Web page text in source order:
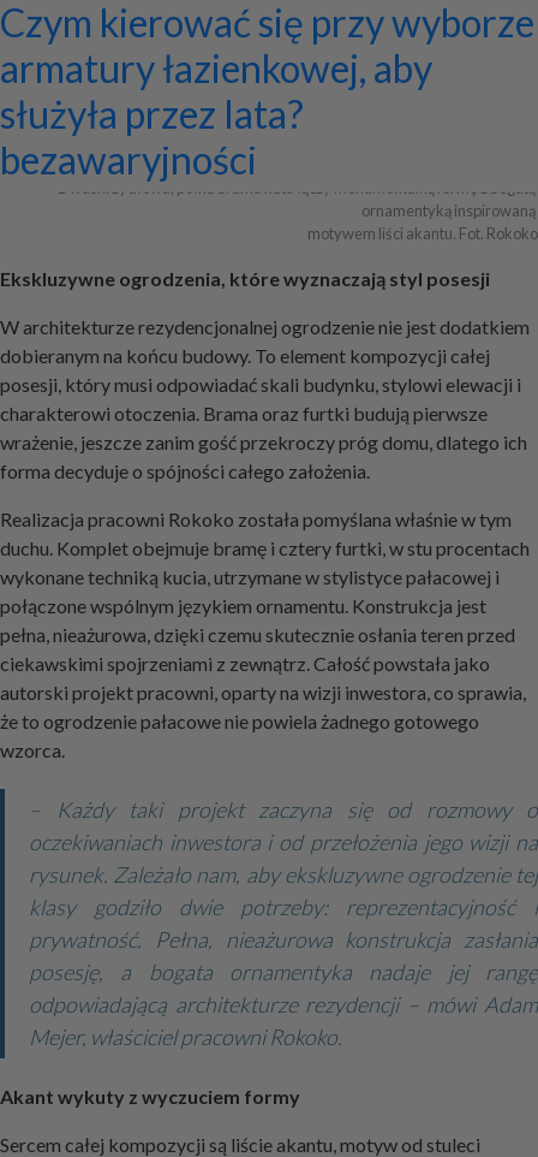
+ Dodaj firmę + Dodaj artykuł
Archiwa
Ekskluzywne ogrodzenia z
pałacowym rozmachem
Dwuskrzydłowa, pełna brama kuta łączy monumentalną formę z bogatą
ornamentyką inspirowaną
motywem liści akantu. Fot. Rokoko
Ekskluzywne ogrodzenia, które wyznaczają styl posesji
W architekturze rezydencjonalnej ogrodzenie nie jest dodatkiem
dobieranym na końcu budowy. To element kompozycji całej
posesji, który musi odpowiadać skali budynku, stylowi elewacji i
charakterowi otoczenia. Brama oraz furtki budują pierwsze
wrażenie, jeszcze zanim gość przekroczy próg domu, dlatego ich
forma decyduje o spójności całego założenia.
Realizacja pracowni Rokoko została pomyślana właśnie w tym
duchu. Komplet obejmuje bramę i cztery furtki, w stu procentach
wykonane techniką kucia, utrzymane w stylistyce pałacowej i
połączone wspólnym językiem ornamentu. Konstrukcja jest
pełna, nieażurowa, dzięki czemu skutecznie osłania teren przed
ciekawskimi spojrzeniami z zewnątrz. Całość powstała jako
autorski projekt pracowni, oparty na wizji inwestora, co sprawia,
że to ogrodzenie pałacowe nie powiela żadnego gotowego
wzorca.
– Każdy taki projekt zaczyna się od rozmowy o
oczekiwaniach inwestora i od przełożenia jego wizji na
rysunek. Zależało nam, aby ekskluzywne ogrodzenie tej
klasy godziło dwie potrzeby: reprezentacyjność i
prywatność. Pełna, nieażurowa konstrukcja zasłania
posesję, a bogata ornamentyka nadaje jej rangę
odpowiadającą architekturze rezydencji – mówi Adam
Mejer, właściciel pracowni Rokoko.
Akant wykuty z wyczuciem formy
Sercem całej kompozycji są liście akantu, motyw od stuleci
Program do projektowania
wentylacji mechanicznej
Jak zaprojektować ścianę
telewizyjną, która pasuje do
całej aranżacji?
Systemy zamocowań dachów
płaskich i skośnych oraz lekkiej
obudowy firmy ETANCO
Dom z prefabrykatów opinie –
co naprawdę warto ocenić przed
budową?
Nowoczesne bramy przesuwne:
wyznaczniki trwałości,
bezpieczeństwa i
bezawaryjności
Jak dobrać maskownicę
karnisza? Praktyczny poradnik
Licznik Geigera w kontroli
materiałów budowlanych i
złomu
Jak ograniczyć ryzyko
przestojów przy pracy maszyn
geotechnicznych?
Czym kierować się przy wyborze
armatury łazienkowej, aby
służyła przez lata?